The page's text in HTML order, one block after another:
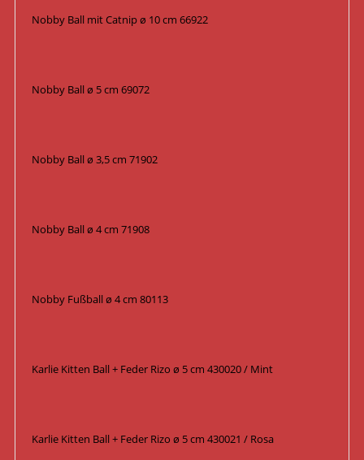
Nobby Ball mit Catnip ø 10 cm 66922
Nobby Ball ø 5 cm 69072
Nobby Ball ø 3,5 cm 71902
Nobby Ball ø 4 cm 71908
Nobby Fußball ø 4 cm 80113
Karlie Kitten Ball + Feder Rizo ø 5 cm 430020 / Mint
Karlie Kitten Ball + Feder Rizo ø 5 cm 430021 / Rosa